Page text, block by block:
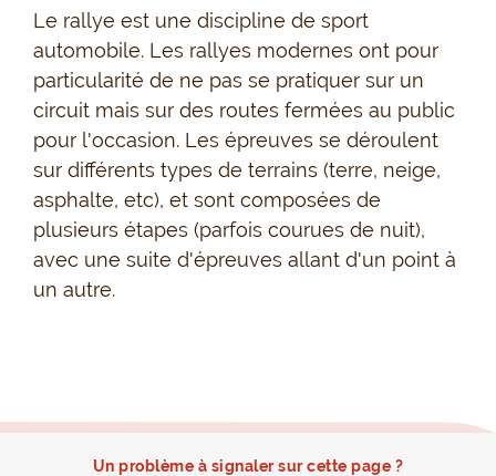
Le rallye est une discipline de sport
automobile. Les rallyes modernes ont pour
particularité de ne pas se pratiquer sur un
circuit mais sur des routes fermées au public
pour l'occasion. Les épreuves se déroulent
sur différents types de terrains (terre, neige,
asphalte, etc), et sont composées de
plusieurs étapes (parfois courues de nuit),
avec une suite d'épreuves allant d'un point à
un autre.
Un problème à signaler sur cette page ?